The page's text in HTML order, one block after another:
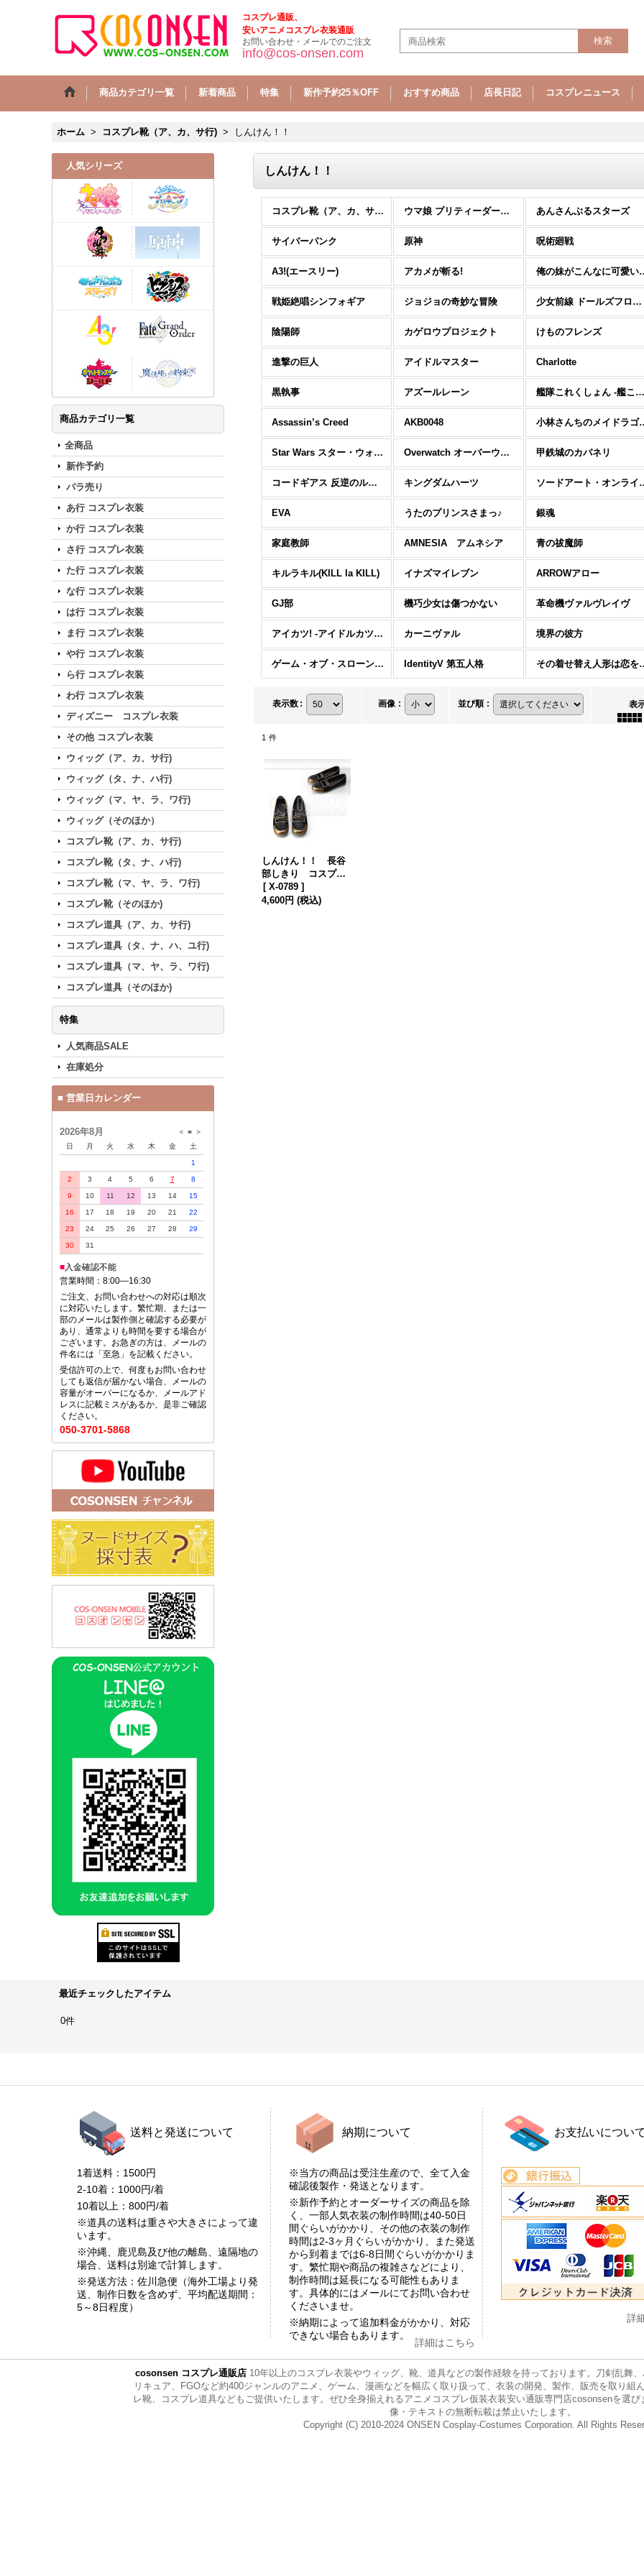
コスプレ通販、
安いアニメコスプレ衣装通販
お問い合わせ・メールでのご注文
info@cos-onsen.com
商品カテゴリ一覧 新着商品 特集 新作予約25％OFF おすすめ商品 店長日記 コスプレニュース
ホーム > コスプレ靴（ア、カ、サ行) > しんけん！！
人気シリーズ
商品カテゴリ一覧
全商品
新作予約
バラ売り
あ行 コスプレ衣装
か行 コスプレ衣装
さ行 コスプレ衣装
た行 コスプレ衣装
な行 コスプレ衣装
は行 コスプレ衣装
ま行 コスプレ衣装
や行 コスプレ衣装
ら行 コスプレ衣装
わ行 コスプレ衣装
ディズニー コスプレ衣装
その他 コスプレ衣装
ウィッグ（ア、カ、サ行)
ウィッグ（タ、ナ、ハ行)
ウィッグ（マ、ヤ、ラ、ワ行)
ウィッグ（そのほか）
コスプレ靴（ア、カ、サ行)
コスプレ靴（タ、ナ、ハ行)
コスプレ靴（マ、ヤ、ラ、ワ行)
コスプレ靴（そのほか)
コスプレ道具（ア、カ、サ行)
コスプレ道具（タ、ナ、ハ、ユ行)
コスプレ道具（マ、ヤ、ラ、ワ行)
コスプレ道具（そのほか)
特集
人気商品SALE
在庫処分
■ 営業日カレンダー
＞
■
＜
2026年8月
日 月 火 水 木 金 土
1
2 3 4 5 6 7 8
9 10 11 12 13 14 15
16 17 18 19 20 21 22
23 24 25 26 27 28 29
30 31
■入金確認不能
営業時間：8:00—16:30
ご注文、お問い合わせへの対応は順次
に対応いたします。繁忙期、または一
部のメールは製作側と確認する必要が
あり、通常よりも時間を要する場合が
ございます。お急ぎの方は、メールの
件名には「至急」を記載ください。
受信許可の上で、何度もお問い合わせ
しても返信が届かない場合、メールの
容量がオーバーになるか、メールアド
レスに記載ミスがあるか、是非ご確認
ください。
050-3701-5868
しんけん！！
コスプレ靴（ア、カ、サ行) (全商品) ウマ娘 プリティーダービー あんさんぶるスターズ
サイバーパンク 原神 呪術廻戦
A3!(エースリー) アカメが斬る! 俺の妹がこ
戦姫絶唱シンフォギア ジョジョの奇妙な冒険 少女前線 ドールズフロントライン
陰陽師 カゲロウプロジェクト けものフレンズ
進撃の巨人 アイドルマスター Charlotte
黒執事 アズールレーン 艦隊これくしょん -艦これ-
Assassin’s Creed AKB0048 小林さん
Star Wars スター・ウォーズ Overwatch オーバーウォッチ 甲鉄城のカバネリ
コードギアス 反逆のルルーシュ キングダムハーツ ソードア
EVA うたのプリンスさまっ♪ 銀魂
家庭教師 AMNESIA アムネシア 青の祓魔師
キルラキル(KILL la KILL) イナズマイレブン ARROWアロー
GJ部 機巧少女は傷つかない 革命機ヴァルヴレイヴ
アイカツ! -アイドルカツドウ!- カーニヴァル 境界の彼方
ゲーム・オブ・スローンズ IdentityV 第五人格 その着せ
表示数 : 画像 : 並び順 : 表
1 件
しんけん！！ 長谷
部しきり コスプレ
靴
[ X-0789 ]
4,600円 (税込)
最近チェックしたアイテム
0件
送料と発送について
1着送料：1500円
2-10着：1000円/着
10着以上：800円/着
※道具の送料は重さや大きさによって違
います。
※沖縄、鹿児島及び他の離島、遠隔地の
場合、送料は別途で計算します。
※発送方法：佐川急便（海外工場より発
送、制作日数を含めず、平均配送期間：
5～8日程度）
納期について
※当方の商品は受注生産ので、全て入金
確認後製作・発送となります。
※新作予約とオーダーサイズの商品を除
く、一部人気衣装の制作時間は40-50日
間ぐらいがかかり、その他の衣装の制作
時間は2-3ヶ月ぐらいがかかり、また発送
から到着までは6-8日間ぐらいがかかりま
す。繁忙期や商品の複雑さなどにより、
制作時間は延長になる可能性もありま
す。具体的にはメールにてお問い合わせ
くださいませ。
※納期によって追加料金がかかり、対応
できない場合もあります。
詳細はこちら
お支払いについて
詳
cosonsen コスプレ通販店10年以上のコスプレ衣装やウィッグ、靴、道具などの製作経験を持っております。刀剣乱舞
リキュア、FGOなど約400ジャンルのアニメ、ゲーム、漫画などを幅広く取り扱って、衣装の開発、製作、販売を取り組
レ靴、コスプレ道具などもご提供いたします。ぜひ全身揃えれるアニメコスプレ仮装衣装安い通販専門店cosonsenを選
像・テキストの無断転載は禁止いたします。
Copyright (C) 2010-2024 ONSEN Cosplay-Costumes Corporation. All Rights